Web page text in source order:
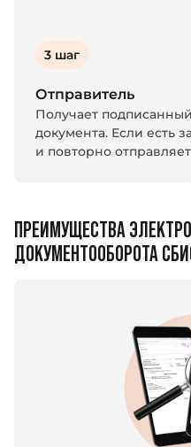
3 шаг
Отправитель
Получает
документа. Если есть
и повторно
ПРЕИМУЩЕСТВА
ДОКУМЕНТООБОРОТА